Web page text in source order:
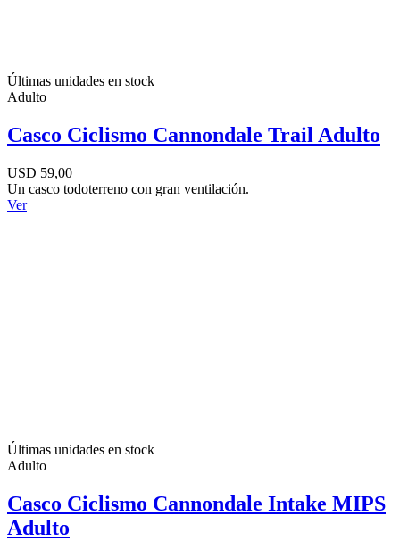
Últimas unidades en stock
Adulto
Casco Ciclismo Cannondale Trail Adulto
USD 59,00
Un casco todoterreno con gran ventilación.
Ver
Últimas unidades en stock
Adulto
Casco Ciclismo Cannondale Intake MIPS
Adulto